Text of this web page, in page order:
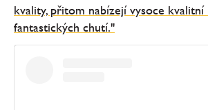
kvality, přitom nabízejí vysoce kvalitní
fantastických chutí."